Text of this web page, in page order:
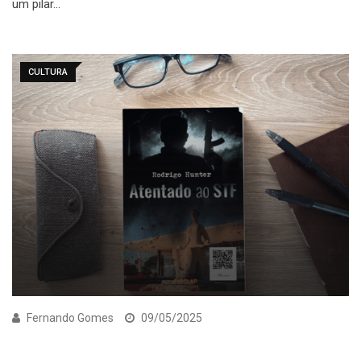
um pilar…
CULTURA
Fernando Gomes 09/05/2025